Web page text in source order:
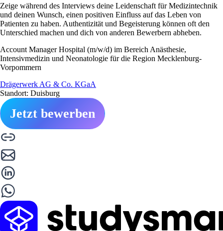
Zeige während des Interviews deine Leidenschaft für Medizintechnik
und deinen Wunsch, einen positiven Einfluss auf das Leben von
Patienten zu haben. Authentizität und Begeisterung können oft den
Unterschied machen und dich von anderen Bewerbern abheben.
Account Manager Hospital (m/w/d) im Bereich Anästhesie,
Intensivmedizin und Neonatologie für die Region Mecklenburg-
Vorpommern
Drägerwerk AG & Co. KGaA
Standort: Duisburg
Jetzt bewerben